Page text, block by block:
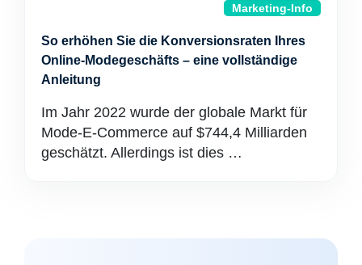
Marketing-Info
So erhöhen Sie die Konversionsraten Ihres
Online-Modegeschäfts – eine vollständige
Anleitung
Im Jahr 2022 wurde der globale Markt für
Mode-E-Commerce auf $744,4 Milliarden
geschätzt. Allerdings ist dies …